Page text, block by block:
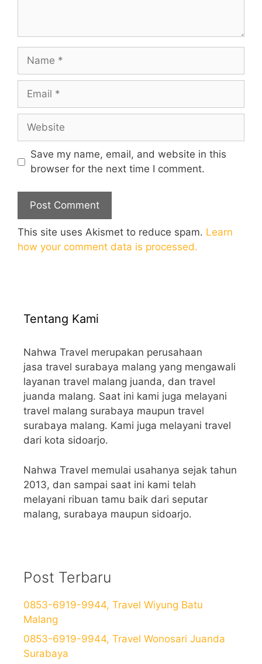
Name
Email
Website
Save my name, email, and website in this
browser for the next time I comment.
This site uses Akismet to reduce spam. Learn
how your comment data is processed.
Tentang Kami
Nahwa Travel merupakan perusahaan
jasa travel surabaya malang yang mengawali
layanan travel malang juanda, dan travel
juanda malang. Saat ini kami juga melayani
travel malang surabaya maupun travel
surabaya malang. Kami juga melayani travel
dari kota sidoarjo.
Nahwa Travel memulai usahanya sejak tahun
2013, dan sampai saat ini kami telah
melayani ribuan tamu baik dari seputar
malang, surabaya maupun sidoarjo.
Post Terbaru
0853-6919-9944, Travel Wiyung Batu
Malang
0853-6919-9944, Travel Wonosari Juanda
Surabaya